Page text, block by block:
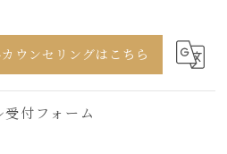
ウンセリングはこちら
付フォーム